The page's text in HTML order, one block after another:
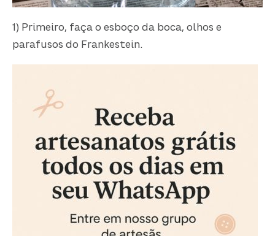
1) Primeiro, faça o esboço da boca, olhos e
parafusos do Frankestein.